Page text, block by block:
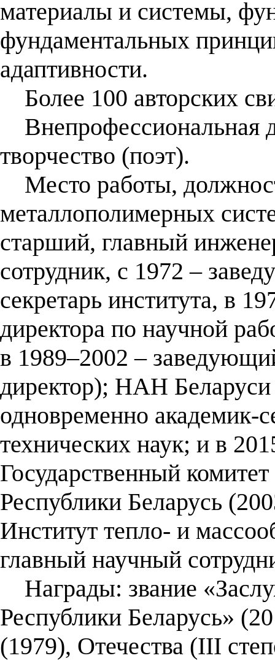
материалы и системы,
фундаментальных
адаптивности.
Более 100 авторских
Внепрофессиональная
творчество (поэт).
Место работы,
металлополимерных
старший, главный
сотрудник, с 1972 –
секретарь института, в
директора по научной
в 1989–2002 –
директор); НАН Беларуси
одновременно академик-
технических наук; и в
Государственный
Республики Беларусь
Институт тепло- и
главный научный
Награды: звание
Республики Беларусь»
(1979), Отечества (III